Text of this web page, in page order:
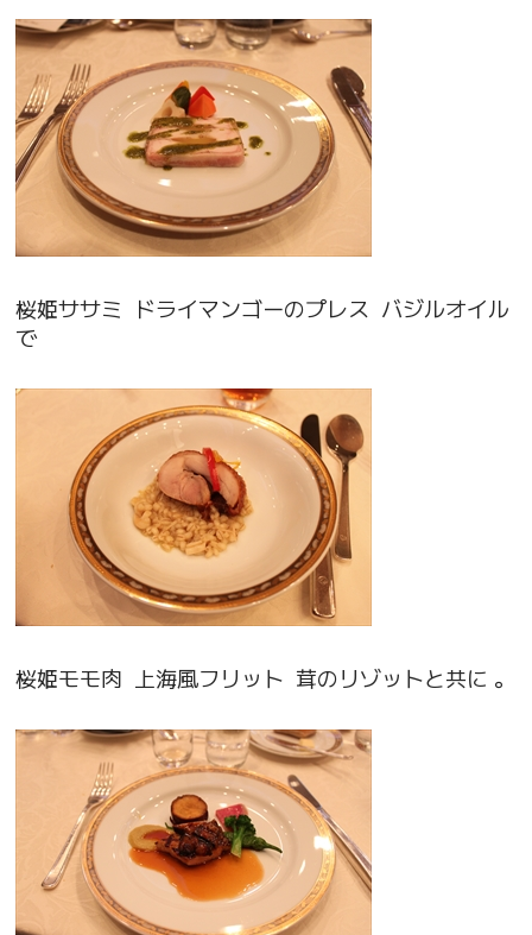
桜姫ササミ ドライマンゴーのプレス バジルオイル
で
桜姫モモ肉 上海風フリット 茸のリゾットと共に 。